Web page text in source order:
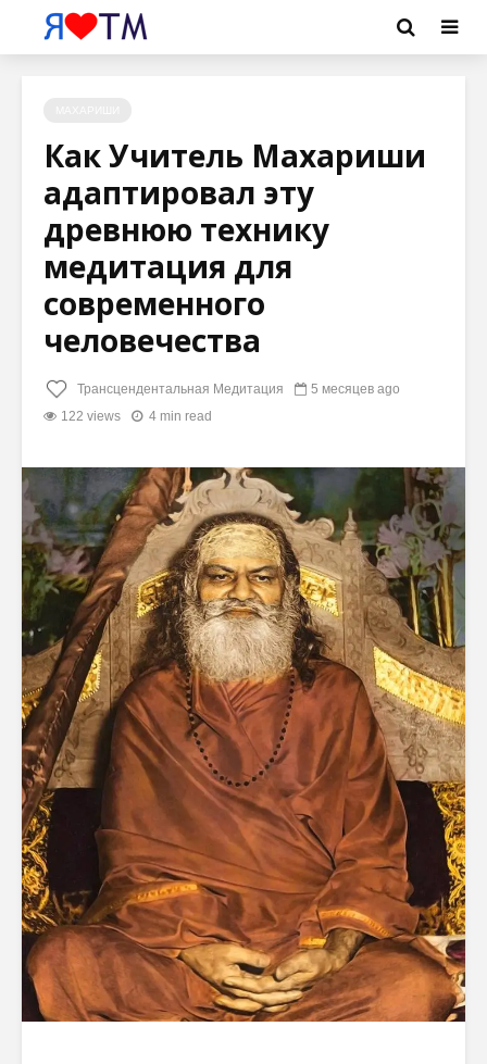
Как Учитель Махариши
адаптировал эту
древнюю технику
медитация для
современного
человечества
Трансцендентальная Медитация
5 месяцев ago
122 views
4 min read